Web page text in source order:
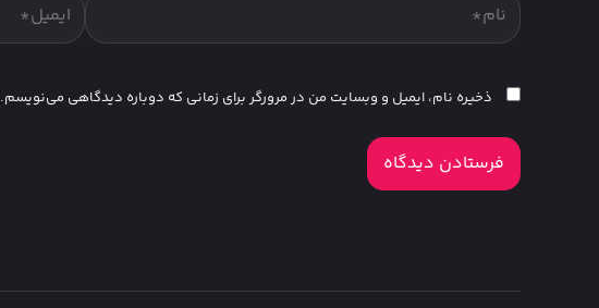
ذخیره نام، ایمیل و وبسایت من در مرورگر برای زمانی که دوباره دیدگاهی می‌نویسم.